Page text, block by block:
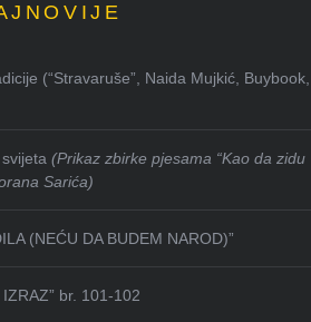
(“Stravaruše”, Naida Mujkić, Buybook,
svijeta(Prikaz zbirke pjesama “Kao da zidu
Sarića)
(NEĆU DA BUDEM NAROD)”
br. 101-102